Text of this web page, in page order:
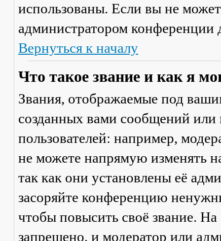
использованы. Если вы не
администратором конференции
Вернуться к началу
Что такое звание и как я
Звания, отображаемые под
созданных вами сообщений
пользователей: например,
не можете напрямую изменять
так как они установлены её
засоряйте конференцию
чтобы повысить своё звание.
запрещено, и модератор или